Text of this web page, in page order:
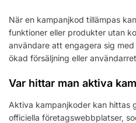
När en kampanjkod tillämpas
funktioner eller produkter utan
användare att engagera sig
ökad försäljning eller
Var hittar man aktiva
Aktiva kampanjkoder kan hittas
officiella företagswebbplatser,